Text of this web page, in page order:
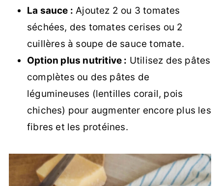
La sauce : Ajoutez 2 ou 3 tomates
séchées, des tomates cerises ou 2
cuillères à soupe de sauce tomate.
Option plus nutritive : Utilisez des pâtes
complètes ou des pâtes de
légumineuses (lentilles corail, pois
chiches) pour augmenter encore plus les
fibres et les protéines.